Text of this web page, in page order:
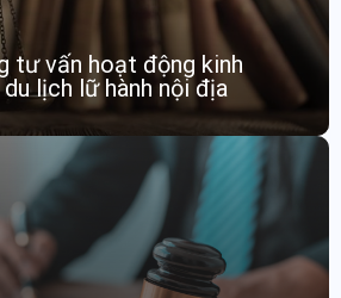
tư vấn hoạt động kinh
lịch lữ hành nội địa